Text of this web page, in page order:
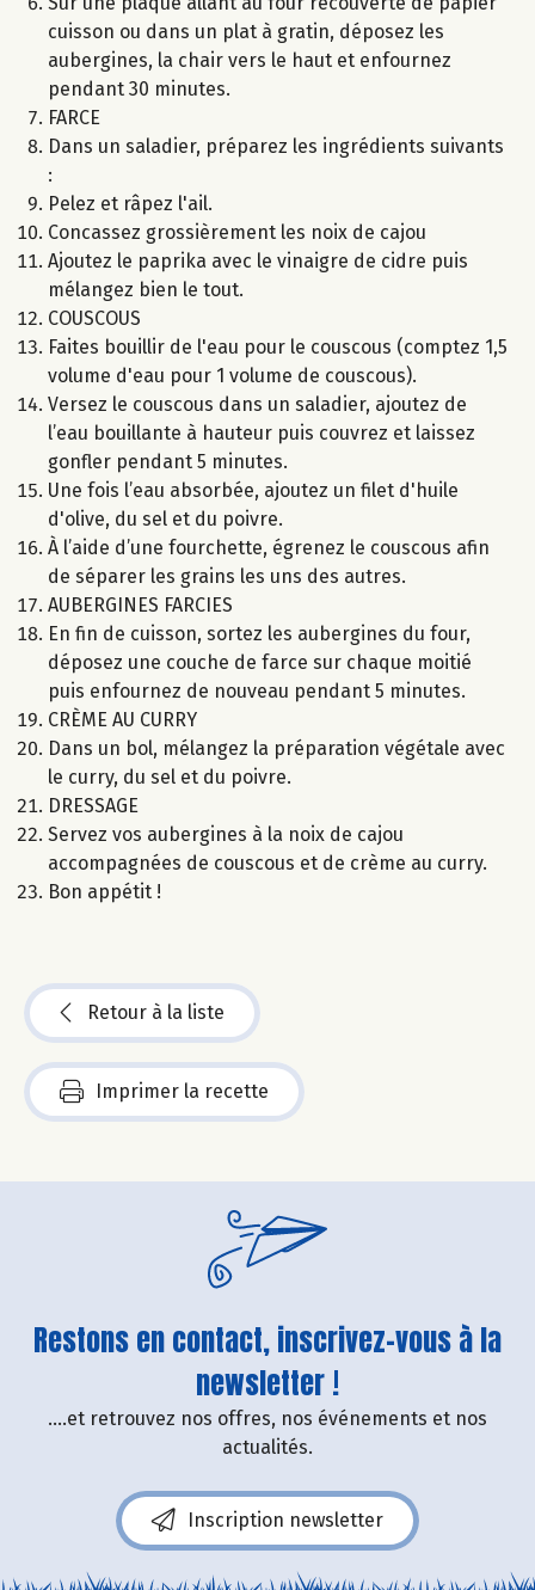
cuisson ou dans un plat à gratin, déposez les
aubergines, la chair vers le haut et enfournez
pendant 30 minutes.
FARCE
Dans un saladier, préparez les ingrédients suivants
:
Pelez et râpez l'ail.
Concassez grossièrement les noix de cajou
Ajoutez le paprika avec le vinaigre de cidre puis
mélangez bien le tout.
COUSCOUS
Faites bouillir de l'eau pour le couscous (comptez 1,5
volume d'eau pour 1 volume de couscous).
Versez le couscous dans un saladier, ajoutez de
l’eau bouillante à hauteur puis couvrez et laissez
gonfler pendant 5 minutes.
Une fois l’eau absorbée, ajoutez un filet d'huile
d'olive, du sel et du poivre.
À l’aide d’une fourchette, égrenez le couscous afin
de séparer les grains les uns des autres.
AUBERGINES FARCIES
En fin de cuisson, sortez les aubergines du four,
déposez une couche de farce sur chaque moitié
puis enfournez de nouveau pendant 5 minutes.
CRÈME AU CURRY
Dans un bol, mélangez la préparation végétale avec
le curry, du sel et du poivre.
DRESSAGE
Servez vos aubergines à la noix de cajou
accompagnées de couscous et de crème au curry.
Bon appétit !
Retour à la liste
Imprimer la recette
Restons en contact, inscrivez-vous à la
newsletter !
....et retrouvez nos offres, nos événements et nos
actualités.
Inscription newsletter